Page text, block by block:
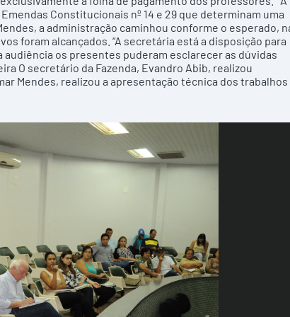
Constitucionais nº 14 e 29 que determinam uma
a administração caminhou conforme o esperado,
foram alcançados. “A secretária está a disposição para
os presentes puderam esclarecer as dúvidas
da Fazenda, Evandro Abib, realizou
Mendes, realizou a apresentação técnica dos trabalhos